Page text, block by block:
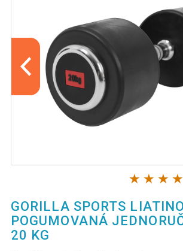
GORILLA SPORTS
POGUMOVANÁ
20 KG